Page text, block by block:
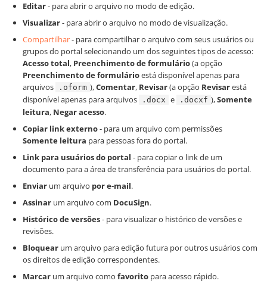
Editar- para abrir o arquivo no modo de edição.
Visualizar- para abrir o arquivo no modo de visualização.
Compartilhar- para compartilhar o arquivo com seus usuários ou
grupos do portal selecionando um dos seguintes tipos de acesso:
Acesso total, Preenchimento de formulário(a opção
Preenchimento de formulárioestá disponível apenas para
arquivos
.oform ),Comentar, Revisar(a opção Revisarestá
disponível apenas para arquivos
.docx e .docxf ),Somente
leitura, Negar acesso.
Copiar link externo- para um arquivo com permissões
Somente leitura para pessoas fora do portal.
Link para usuários do portal - para copiar o link de um
documento para a área de transferência para usuários do portal.
Enviar um arquivo por e-mail.
Assinar um arquivo com DocuSign.
Histórico de versões- para visualizar o histórico de versões e
revisões.
Bloquear um arquivo para edição futura por outros usuários com
os direitos de edição correspondentes.
Marcar um arquivo como favorito para acesso rápido.